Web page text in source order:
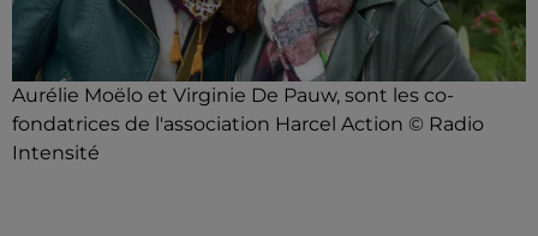
Aurélie Moëlo et Virginie De Pauw, sont les co-
fondatrices de l'association Harcel Action © Radio
Intensité